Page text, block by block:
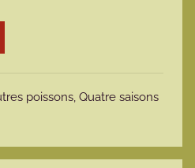
poissons, Quatre saisons